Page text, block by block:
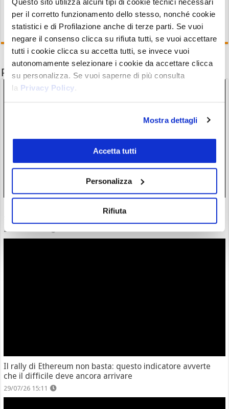
per il corretto funzionamento dello stesso, nonché cookie
statistici e di Profilazione anche di terze parti. Se vuoi
negare il consenso clicca su rifiuta tutti, se vuoi accettare
tutti i cookie clicca su accetta tutti, se invece vuoi
autonomamente selezionare i cookie da accettare clicca
su personalizza. Se vuoi saperne di più consulta
la Privacy Policy.
Mostra dettagli
Accetta tutti
Personalizza
Rifiuta
Potrebbe interessarti anche
Nasdaq in calo con il crollo dei semiconduttori: quando
scatta l’occasione di acquisto?
29/07/26 20:47
Il rally di Ethereum non basta: questo indicatore avverte
che il difficile deve ancora arrivare
29/07/26 15:11